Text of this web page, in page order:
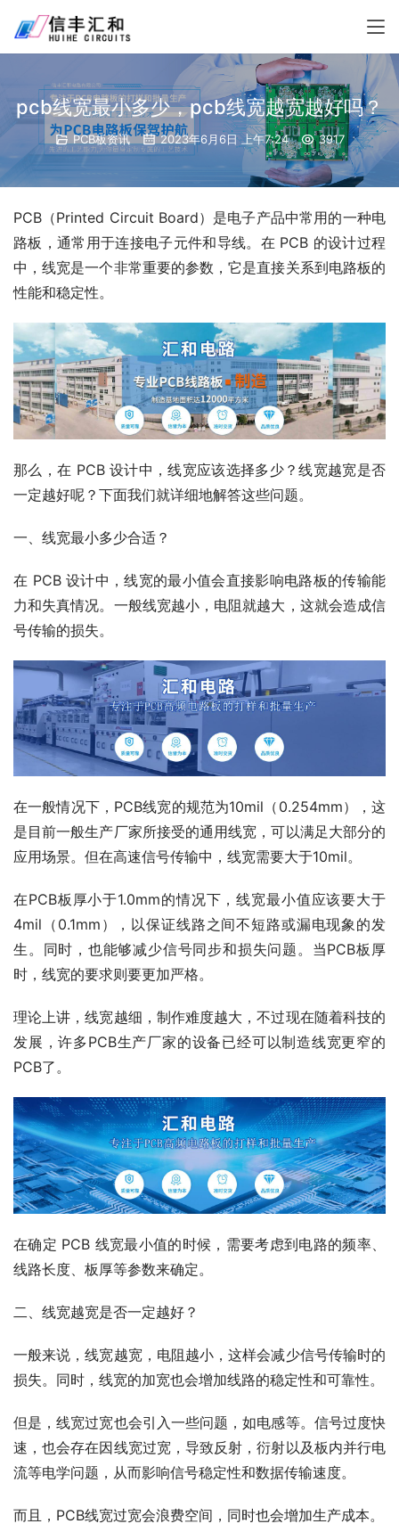
pcb线宽最小多少，pcb线宽越宽越好吗？
PCB板资讯 2023年6月6日 上午7:24 3917
PCB（Printed Circuit Board）是电子产品中常用的一种电
路板，通常用于连接电子元件和导线。在 PCB 的设计过程
中，线宽是一个非常重要的参数，它是直接关系到电路板的
性能和稳定性。
那么，在 PCB 设计中，线宽应该选择多少？线宽越宽是否
一定越好呢？下面我们就详细地解答这些问题。
一、线宽最小多少合适？
在 PCB 设计中，线宽的最小值会直接影响电路板的传输能
力和失真情况。一般线宽越小，电阻就越大，这就会造成信
号传输的损失。
在一般情况下，PCB线宽的规范为10mil（0.254mm），这
是目前一般生产厂家所接受的通用线宽，可以满足大部分的
应用场景。但在高速信号传输中，线宽需要大于10mil。
在PCB板厚小于1.0mm的情况下，线宽最小值应该要大于
4mil（0.1mm），以保证线路之间不短路或漏电现象的发
生。同时，也能够减少信号同步和损失问题。当PCB板厚
时，线宽的要求则要更加严格。
理论上讲，线宽越细，制作难度越大，不过现在随着科技的
发展，许多PCB生产厂家的设备已经可以制造线宽更窄的
PCB了。
在确定 PCB 线宽最小值的时候，需要考虑到电路的频率、
线路长度、板厚等参数来确定。
二、线宽越宽是否一定越好？
一般来说，线宽越宽，电阻越小，这样会减少信号传输时的
损失。同时，线宽的加宽也会增加线路的稳定性和可靠性。
但是，线宽过宽也会引入一些问题，如电感等。信号过度快
速，也会存在因线宽过宽，导致反射，衍射以及板内并行电
流等电学问题，从而影响信号稳定性和数据传输速度。
而且，PCB线宽过宽会浪费空间，同时也会增加生产成本。